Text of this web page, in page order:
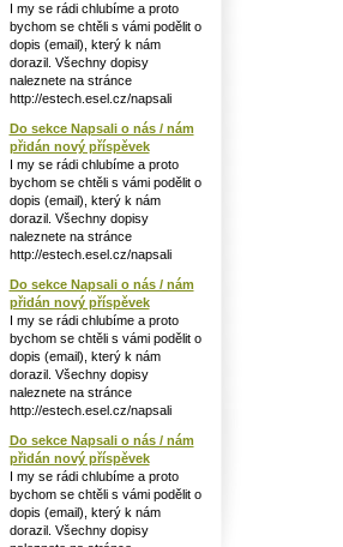
I my se rádi chlubíme a proto
bychom se chtěli s vámi podělit o
dopis (email), který k nám
dorazil. Všechny dopisy
naleznete na stránce
http://estech.esel.cz/napsali
Do sekce Napsali o nás / nám
přidán nový příspěvek
I my se rádi chlubíme a proto
bychom se chtěli s vámi podělit o
dopis (email), který k nám
dorazil. Všechny dopisy
naleznete na stránce
http://estech.esel.cz/napsali
Do sekce Napsali o nás / nám
přidán nový příspěvek
I my se rádi chlubíme a proto
bychom se chtěli s vámi podělit o
dopis (email), který k nám
dorazil. Všechny dopisy
naleznete na stránce
http://estech.esel.cz/napsali
Do sekce Napsali o nás / nám
přidán nový příspěvek
I my se rádi chlubíme a proto
bychom se chtěli s vámi podělit o
dopis (email), který k nám
dorazil. Všechny dopisy